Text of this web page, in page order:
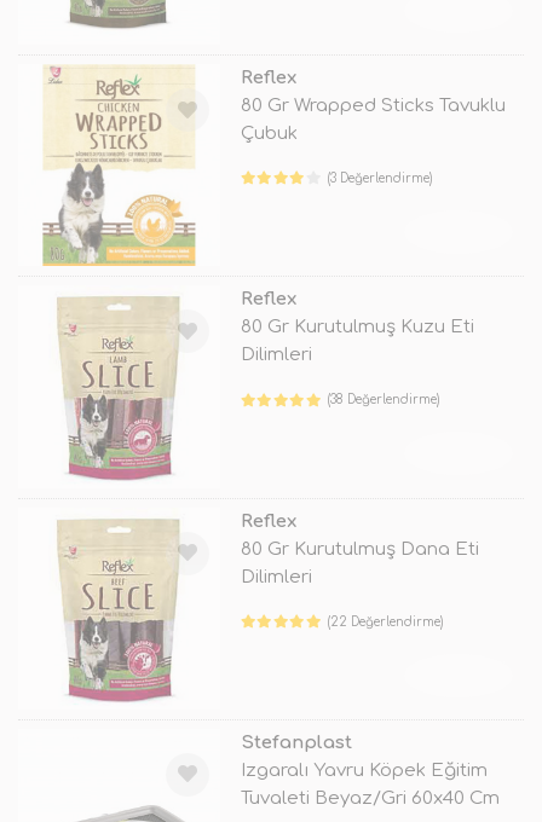
Reflex
80 Gr Wrapped Sticks Tavuklu
Çubuk
(3 Değerlendirme)
Reflex
80 Gr Kurutulmuş Kuzu Eti
Dilimleri
(38 Değerlendirme)
Reflex
80 Gr Kurutulmuş Dana Eti
Dilimleri
(22 Değerlendirme)
Stefanplast
Izgaralı Yavru Köpek Eğitim
Tuvaleti Beyaz/Gri 60x40 Cm